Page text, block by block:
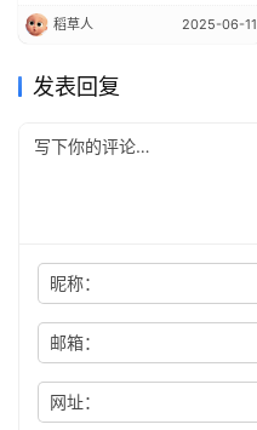
稻草人 2025-06-11
发表回复
昵称：
邮箱：
网址：